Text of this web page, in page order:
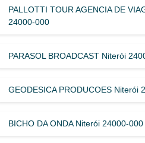
PALLOTTI TOUR AGENCIA DE
24000-000
PARASOL BROADCAST Niterói
GEODESICA PRODUCOES Niterói
BICHO DA ONDA Niterói 24000-000